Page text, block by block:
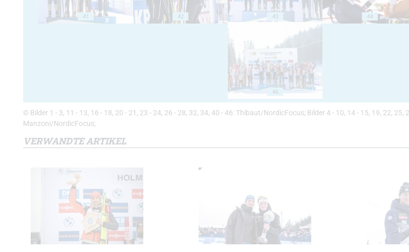
41 42 43 44
46
© Bilder 1 - 3, 11 - 13, 16 - 18, 20 - 21, 23 - 24, 26 - 28, 32, 34, 40 - 46: Thibaut/NordicFocus; Bilder 4 - 10, 14 - 15, 19, 22, 25,
Manzoni/NordicFocus;
VERWANDTE ARTIKEL